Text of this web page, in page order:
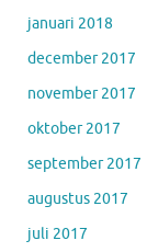
januari 2018
december 2017
november 2017
oktober 2017
september 2017
augustus 2017
juli 2017